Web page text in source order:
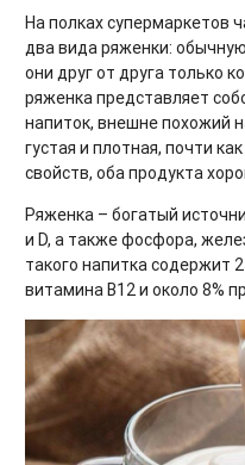
На полках супермаркетов
два вида ряженки:
они друг от друга только
ряженка представляет
напиток, внешне похожий
густая и плотная, почти
свойств, оба продукта
Ряженка – богатый
и D, а также фосфора,
такого напитка содержит
витамина B12 и около 8%